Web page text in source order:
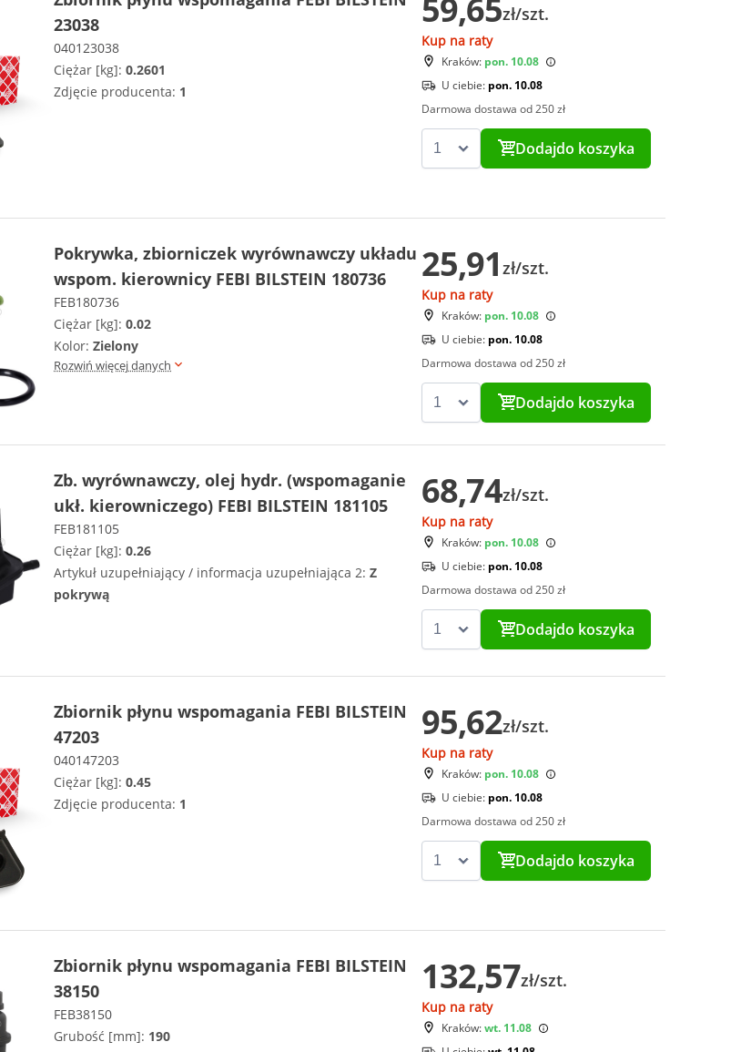
23038
040123038
Ciężar [kg]: 0.2601
Zdjęcie producenta: 1
59,65zł/szt.
Kup na raty
Kraków: pon. 10.08
U ciebie: pon. 10.08
Darmowa dostawa od 250 zł
Dodajdo koszyka
Pokrywka, zbiorniczek wyrównawczy układu
wspom. kierownicy FEBI BILSTEIN 180736
FEB180736
Ciężar [kg]: 0.02
Kolor: Zielony
Rozwiń więcej danych
25,91 zł/szt.
Kup na raty
Kraków: pon. 10.08
U ciebie: pon. 10.08
Darmowa dostawa od 250 zł
Dodajdo koszyka
Zb. wyrównawczy, olej hydr. (wspomaganie
ukł. kierowniczego) FEBI BILSTEIN 181105
FEB181105
Ciężar [kg]: 0.26
Artykuł uzupełniający / informacja uzupełniająca 2: Z
pokrywą
68,74zł/szt.
Kup na raty
Kraków: pon. 10.08
U ciebie: pon. 10.08
Darmowa dostawa od 250 zł
Dodajdo koszyka
Zbiornik płynu wspomagania FEBI BILSTEIN
47203
040147203
Ciężar [kg]: 0.45
Zdjęcie producenta: 1
95,62zł/szt.
Kup na raty
Kraków: pon. 10.08
U ciebie: pon. 10.08
Darmowa dostawa od 250 zł
Dodajdo koszyka
Zbiornik płynu wspomagania FEBI BILSTEIN
38150
FEB38150
Grubość [mm]: 190
132,57zł/szt.
Kup na raty
Kraków:wt. 11.08